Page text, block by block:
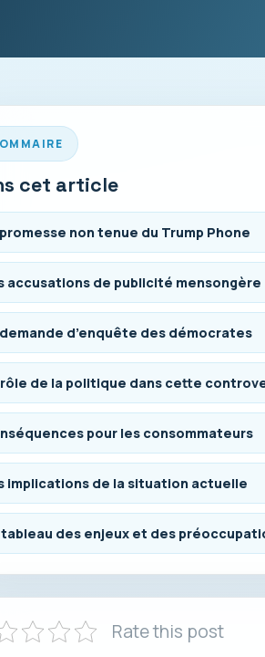
cet article
non tenue du Trump Phone
accusations de publicité mensongère
d’enquête des démocrates
de la politique dans cette
pour les consommateurs
implications de la situation actuelle
tableau des enjeux et des
Rate this post